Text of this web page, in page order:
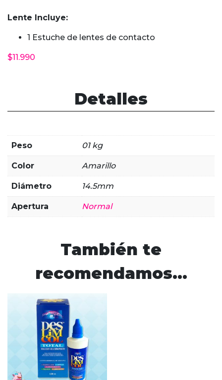
$11.990
Lente Incluye:
1 Estuche de lentes de contacto
cantidad
Detalles
Peso 01 kg
Color Amarillo
Diámetro 14.5mm
Apertura Normal
También te
recomendamos…